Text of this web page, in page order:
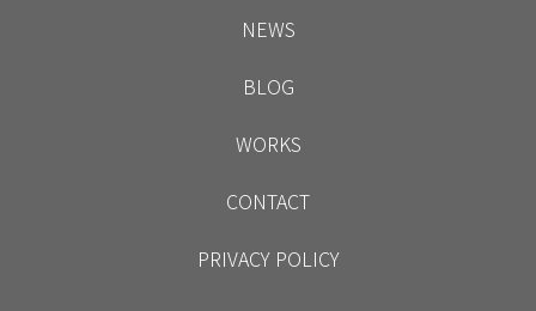
NEWS
BLOG
WORKS
CONTACT
PRIVACY POLICY